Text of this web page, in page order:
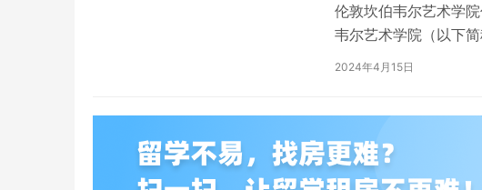
伦敦坎伯韦尔艺术学
韦尔艺术学院（以下
吸引了全球各地的学
2024年4月15日